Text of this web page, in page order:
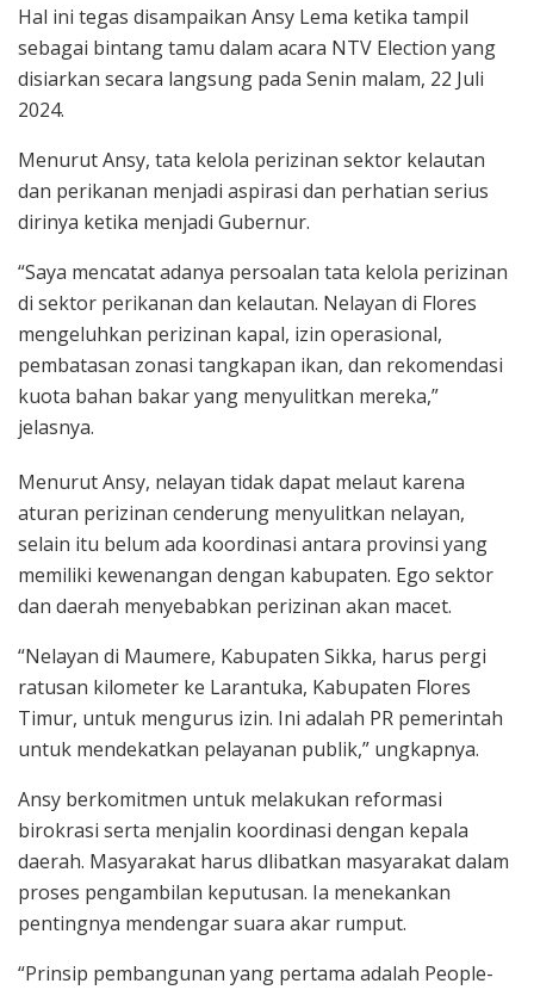
Hal ini tegas disampaikan Ansy Lema ketika tampil
sebagai bintang tamu dalam acara NTV Election yang
disiarkan secara langsung pada Senin malam, 22 Juli
2024.
Menurut Ansy, tata kelola perizinan sektor kelautan
dan perikanan menjadi aspirasi dan perhatian serius
dirinya ketika menjadi Gubernur.
“Saya mencatat adanya persoalan tata kelola perizinan
di sektor perikanan dan kelautan. Nelayan di Flores
mengeluhkan perizinan kapal, izin operasional,
pembatasan zonasi tangkapan ikan, dan rekomendasi
kuota bahan bakar yang menyulitkan mereka,”
jelasnya.
Menurut Ansy, nelayan tidak dapat melaut karena
aturan perizinan cenderung menyulitkan nelayan,
selain itu belum ada koordinasi antara provinsi yang
memiliki kewenangan dengan kabupaten. Ego sektor
dan daerah menyebabkan perizinan akan macet.
“Nelayan di Maumere, Kabupaten Sikka, harus pergi
ratusan kilometer ke Larantuka, Kabupaten Flores
Timur, untuk mengurus izin. Ini adalah PR pemerintah
untuk mendekatkan pelayanan publik,” ungkapnya.
Ansy berkomitmen untuk melakukan reformasi
birokrasi serta menjalin koordinasi dengan kepala
daerah. Masyarakat harus dlibatkan masyarakat dalam
proses pengambilan keputusan. Ia menekankan
pentingnya mendengar suara akar rumput.
“Prinsip pembangunan yang pertama adalah People-